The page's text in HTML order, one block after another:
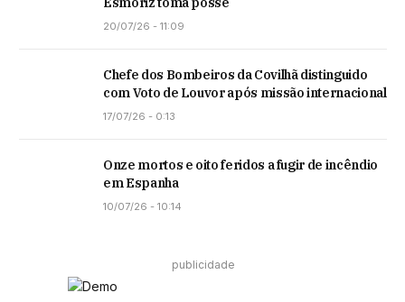
20/07/26 - 11:09
Chefe dos Bombeiros da Covilhã distinguido
com Voto de Louvor após missão internacional
17/07/26 - 0:13
Onze mortos e oito feridos a fugir de incêndio
em Espanha
10/07/26 - 10:14
publicidade